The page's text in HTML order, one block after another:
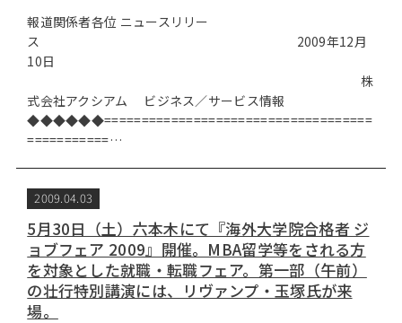
報道関係者各位 ニュースリリー
ス 2009年12月
10日
株
式会社アクシアム ビジネス／サービス情報
◆◆◆◆◆◆====================================
===========…
2009.04.03
5月30日（土）六本木にて『海外大学院合格者 ジ
ョブフェア 2009』開催。MBA留学等をされる方
を対象とした就職・転職フェア。第一部（午前）
の壮行特別講演には、リヴァンプ・玉塚氏が来
場。